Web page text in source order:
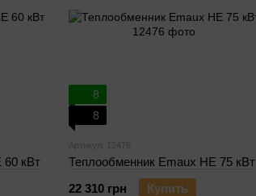
60 кВт
8
8
Артикул: 12476
Теплообменник Emaux HE 75 кВт
22 310 грн
Купить